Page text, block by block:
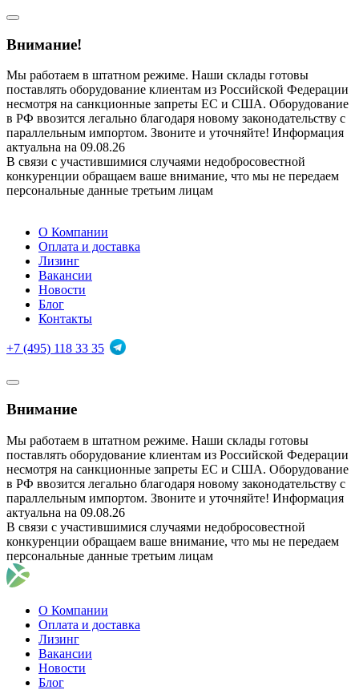
Внимание!
Мы работаем в штатном режиме. Наши склады готовы
поставлять оборудование клиентам из Российской Федерации
несмотря на санкционные запреты ЕС и США. Оборудование
в РФ ввозится легально благодаря новому законодательству с
параллельным импортом. Звоните и уточняйте! Информация
актуальна на 09.08.26
В связи с участившимися случаями недобросовестной
конкуренции обращаем ваше внимание, что мы не передаем
персональные данные третьим лицам
О Компании
Оплата и доставка
Лизинг
Вакансии
Новости
Блог
Контакты
+7 (495) 118 33 35
Внимание
Мы работаем в штатном режиме. Наши склады готовы
поставлять оборудование клиентам из Российской Федерации
несмотря на санкционные запреты ЕС и США. Оборудование
в РФ ввозится легально благодаря новому законодательству с
параллельным импортом. Звоните и уточняйте! Информация
актуальна на 09.08.26
В связи с участившимися случаями недобросовестной
конкуренции обращаем ваше внимание, что мы не передаем
персональные данные третьим лицам
О Компании
Оплата и доставка
Лизинг
Вакансии
Новости
Блог